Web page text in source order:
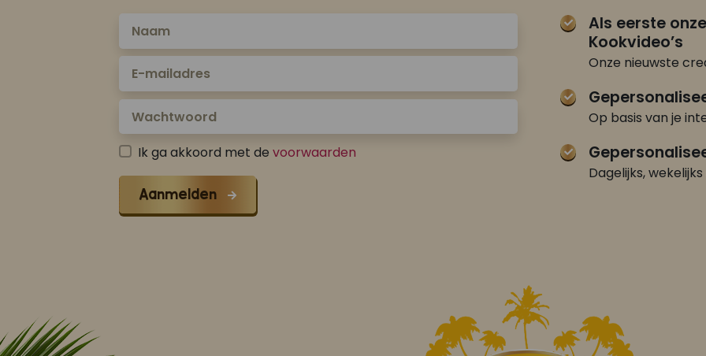
Ik ga akkoord met de voorwaarden
Aanmelden
Als eerste
Kookvideo’s
Onze nieuwste
Op basis van je
Dagelijks,